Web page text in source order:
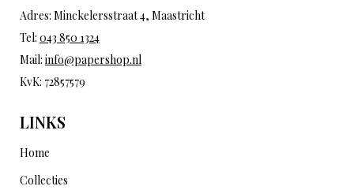
Adres: Minckelersstraat 4, Maastricht
Tel: 043 850 1324
Mail: info@papershop.nl
KvK: 72857579
LINKS
Home
Collecties